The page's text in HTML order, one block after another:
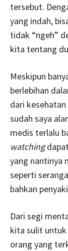
tersebut.
yang indah,
tidak “ngeh”
kita tentang
Meskipun
berlebihan
dari
sudah saya
medis terlalu
watching
yang nantinya
seperti
bahkan
Dari segi
kita sulit untuk
orang yang